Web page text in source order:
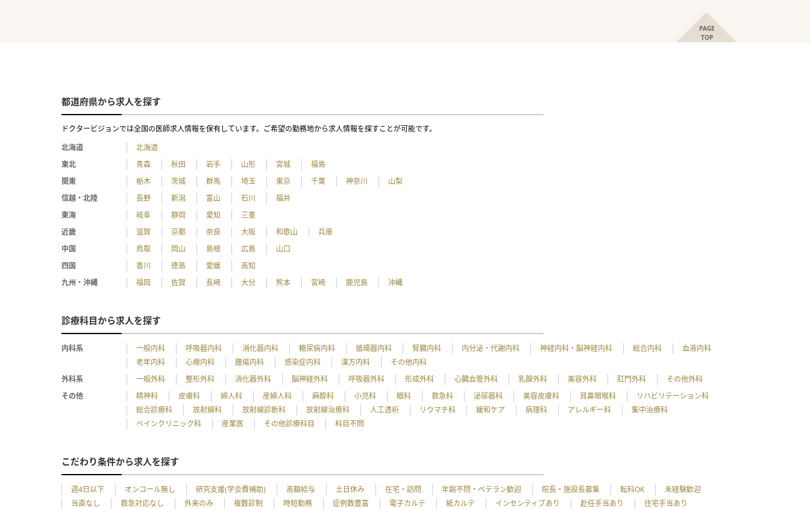
PAGE
TOP
都道府県から求人を探す
ドクタービジョンでは全国の医師求人情報を保有しています。ご希望の勤務地から求人情報を探すことが可能です。
北海道
北海道
東北
青森 秋田 岩手 山形 宮城
福島
関東
栃木 茨城 群馬 埼玉 東京 千葉 神奈川
山梨
信越・北陸
長野 新潟 富山 石川
福井
東海
岐阜 静岡 愛知
三重
近畿
滋賀 京都 奈良 大阪 和歌山
兵庫
中国
鳥取 岡山 島根 広島
山口
四国
香川 徳島 愛媛
高知
九州・沖縄
福岡 佐賀 長崎 大分 熊本 宮崎 鹿児島 沖縄
診療科目から求人を探す
内科系 一般内科 呼吸器内科 消化器内科 糖尿病内科 循環器内科 腎臓内科 内分泌・代謝内科 神経内科・脳神経内科 総合内科
血液内科
老年内科
心療内科 腫瘍内科 感染症内科 漢方内科
その他内科
外科系
一般外科 整形外科 消化器外科 脳神経外科 呼吸器外科 形成外科 心臓血管外科 乳腺外科 美容外科 肛門外科
その他外科
その他
精神科 皮膚科 婦人科 産婦人科 麻酔科 小児科 眼科 救急科 泌尿器科 美容皮膚科 耳鼻咽喉科
リハビリテーション科
総合診療科
放射線科 放射線診断科 放射線治療科 人工透析 リウマチ科 緩和ケア 病理科 アレルギー科
集中治療科
ペインクリニック科
産業医 その他診療科目 科目不問
こだわり条件から求人を探す
週4日以下 オンコール無し 研究支援(学会費補助) 高額給与 土日休み 在宅・訪問 年齢不問・ベテラン歓迎 院長・施設長募集 転科OK
未経験歓迎
当直なし
救急対応なし 外来のみ 複数診制 時短勤務 症例数豊富 電子カルテ 紙カルテ インセンティブあり 赴任手当あり
住宅手当あり